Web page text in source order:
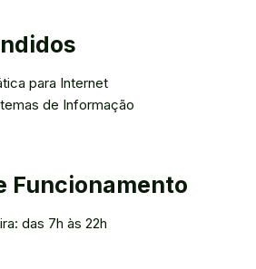
para Internet
de Informação
Funcionamento
das 7h às 22h